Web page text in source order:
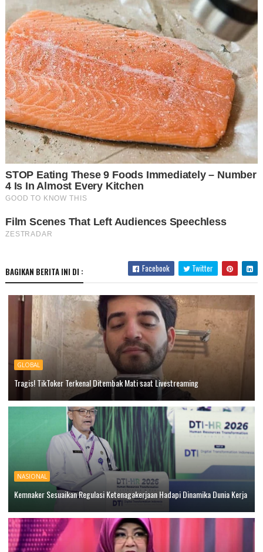
BAGIKAN BERITA INI DI : Facebook Twitter
GLOBAL
Tragis! TikToker Terkenal Ditembak Mati saat Livestreaming
NASIONAL
Kemnaker Sesuaikan Regulasi Ketenagakerjaan Hadapi Dinamika Dunia Kerja